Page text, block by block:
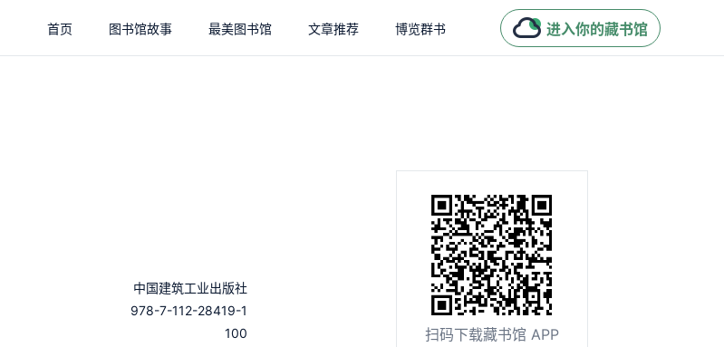
首页 图书馆故事 最美图书馆 文章推荐 博览群书 进入你的藏书馆
中国建筑工业出版社
978-7-112-28419-1
100
扫码下载藏书馆 APP